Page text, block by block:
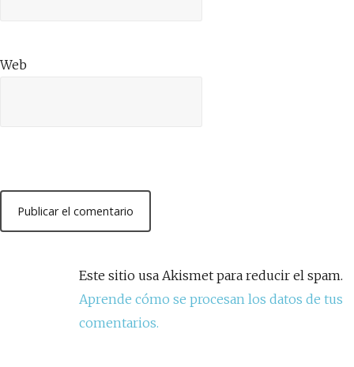
Web
Este sitio usa Akismet para reducir el spam.
Aprende cómo se procesan los datos de tus
comentarios.